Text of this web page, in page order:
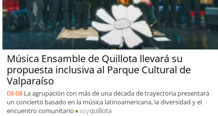
Música Ensamble de Quillota llevará su
propuesta inclusiva al Parque Cultural de
Valparaíso
08-08 La agrupación con más de una década de trayectoria presentará
un concierto basado en la música latinoamericana, la diversidad y el
encuentro comunitario
soyquillota